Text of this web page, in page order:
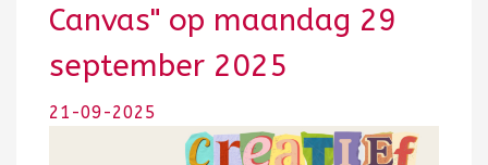
Canvas" op maandag 29
september 2025
21-09-2025